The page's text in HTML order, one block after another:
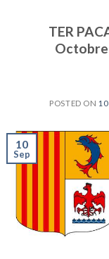
TER
POSTED ON
10
Sep